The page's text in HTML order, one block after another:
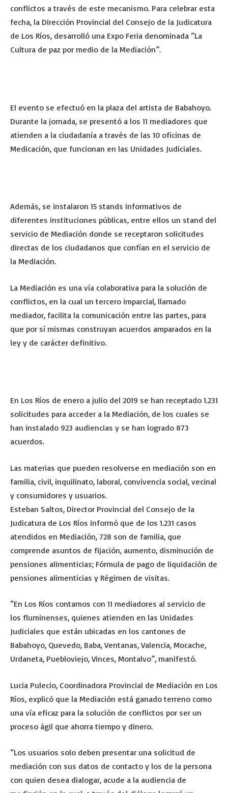
conflictos a través de este mecanismo. Para celebrar esta
fecha, la Dirección Provincial del Consejo de la Judicatura
de Los Ríos, desarrolló una Expo Feria denominada “La
Cultura de paz por medio de la Mediación”.
El evento se efectuó en la plaza del artista de Babahoyo.
Durante la jornada, se presentó a los 11 mediadores que
atienden a la ciudadanía a través de las 10 oficinas de
Medicación, que funcionan en las Unidades Judiciales.
Además, se instalaron 15 stands informativos de
diferentes instituciones públicas, entre ellos un stand del
servicio de Mediación donde se receptaron solicitudes
directas de los ciudadanos que confían en el servicio de
la Mediación.
La Mediación es una vía colaborativa para la solución de
conflictos, en la cual un tercero imparcial, llamado
mediador, facilita la comunicación entre las partes, para
que por sí mismas construyan acuerdos amparados en la
ley y de carácter definitivo.
En Los Ríos de enero a julio del 2019 se han receptado 1.231
solicitudes para acceder a la Mediación, de los cuales se
han instalado 923 audiencias y se han logrado 873
acuerdos.
Las materias que pueden resolverse en mediación son en
familia, civil, inquilinato, laboral, convivencia social, vecinal
y consumidores y usuarios.
Esteban Saltos, Director Provincial del Consejo de la
Judicatura de Los Ríos informó que de los 1.231 casos
atendidos en Mediación, 728 son de familia, que
comprende asuntos de fijación, aumento, disminución de
pensiones alimenticias; Fórmula de pago de liquidación de
pensiones alimenticias y Régimen de visitas.
“En Los Ríos contamos con 11 mediadores al servicio de
los fluminenses, quienes atienden en las Unidades
Judiciales que están ubicadas en los cantones de
Babahoyo, Quevedo, Baba, Ventanas, Valencia, Mocache,
Urdaneta, Puebloviejo, Vinces, Montalvo”, manifestó.
Lucia Pulecio, Coordinadora Provincial de Mediación en Los
Ríos, explicó que la Mediación está ganado terreno como
una vía eficaz para la solución de conflictos por ser un
proceso ágil que ahorra tiempo y dinero.
“Los usuarios solo deben presentar una solicitud de
mediación con sus datos de contacto y los de la persona
con quien desea dialogar, acude a la audiencia de